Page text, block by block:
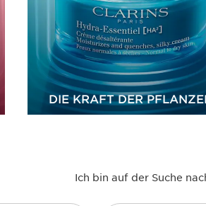
DIE KRAFT DER
Ich bin auf der Suche